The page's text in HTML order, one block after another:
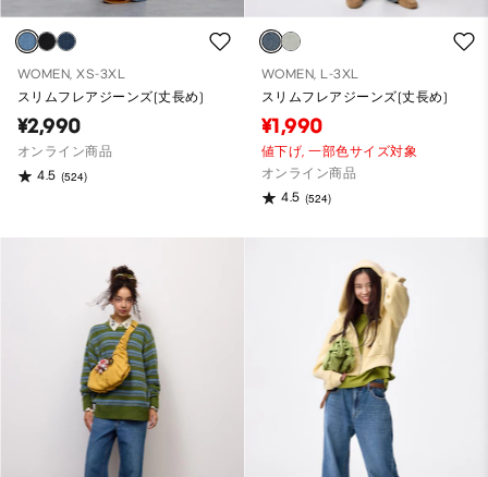
WOMEN, XS-3XL
スリムフレアジーンズ(丈長め)
¥2,990
オンライン商品
4.5 (524)
WOMEN, L-3XL
スリムフレアジーンズ(丈長め)
¥1,990
値下げ,一部色サイズ対象
オンライン商品
4.5 (524)